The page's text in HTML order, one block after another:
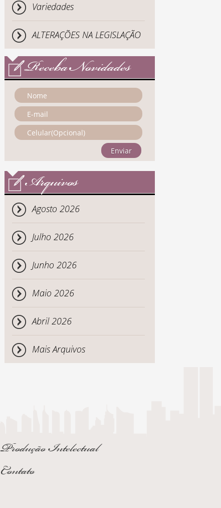
Variedades
ALTERAÇÕES NA LEGISLAÇÃO
Receba Novidades
Enviar
Arquivos
Agosto 2026
Julho 2026
Junho 2026
Maio 2026
Abril 2026
Mais Arquivos
Produção Intelectual
Contato